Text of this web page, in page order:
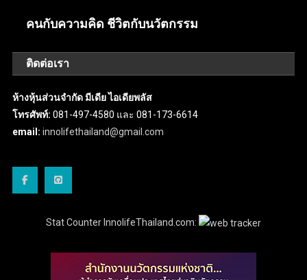
คนกับความคิด ชีวิตกับนวัตกรรม
ติดต่อเรา
ห้างหุ้นส่วนจำกัด มีเดีย ไอเดียพลัส
โทรศัพท์: 081-497-4580 และ 081-173-6614
email: innolifethailand@gmail.com
Stat Counter InnolifeThailand.com: